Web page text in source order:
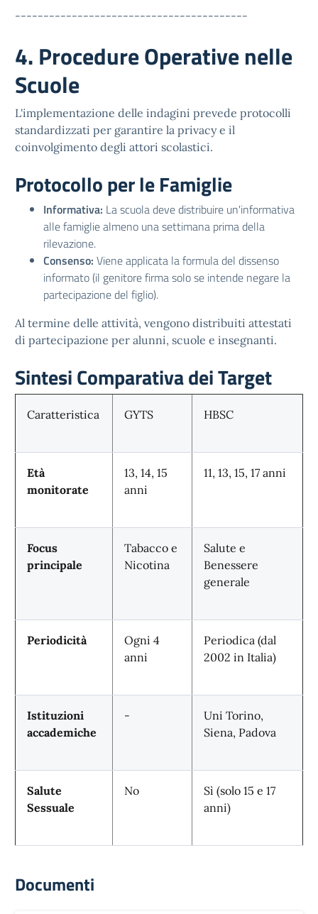
-----------------------------------------
4. Procedure Operative nelle
Scuole
L'implementazione delle indagini prevede protocolli
standardizzati per garantire la privacy e il
coinvolgimento degli attori scolastici.
Protocollo per le Famiglie
Informativa: La scuola deve distribuire un'informativa
alle famiglie almeno una settimana prima della
rilevazione.
Consenso: Viene applicata la formula del dissenso
informato (il genitore firma solo se intende negare la
partecipazione del figlio).
Al termine delle attività, vengono distribuiti attestati
di partecipazione per alunni, scuole e insegnanti.
Sintesi Comparativa dei Target
Caratteristica GYTS HBSC
Età
monitorate
13, 14, 15
anni
11, 13, 15, 17 anni
Focus
principale
Tabacco e
Nicotina
Salute e
Benessere
generale
Periodicità
Ogni 4
anni
Periodica (dal
2002 in Italia)
Istituzioni
accademiche
-
Uni Torino,
Siena, Padova
Salute
Sessuale
No
Sì (solo 15 e 17
anni)
Documenti